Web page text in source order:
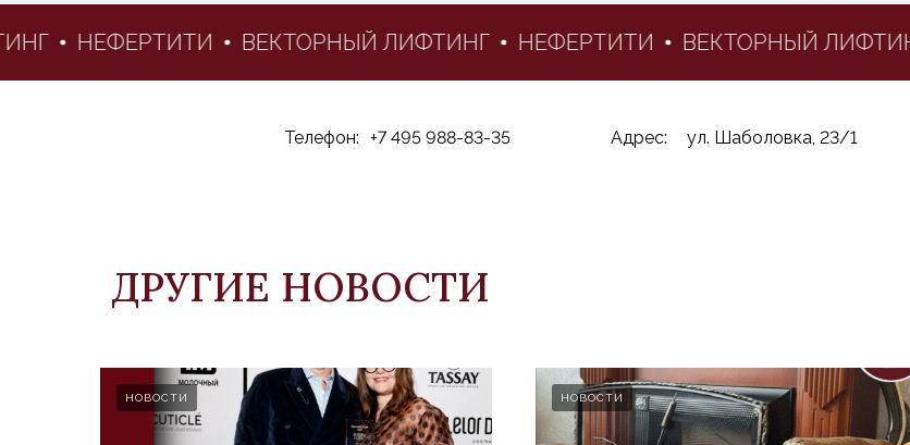
НЕФЕРТИТИ ВЕКТОРНЫЙ ЛИФТИНГ НЕФЕРТИТИ ВЕКТОРНЫЙ ЛИФТИНГ
Адрес: ул. Шаболовка, 23/1
Телефон: +7 495 988-83-35
ДРУГИЕ НОВОСТИ
НОВОСТИ НОВОСТИ